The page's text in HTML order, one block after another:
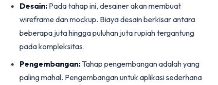
Desain: Pada tahap ini, desainer akan membuat
wireframe dan mockup. Biaya desain berkisar antara
beberapa juta hingga puluhan juta rupiah tergantung
pada kompleksitas.
Pengembangan: Tahap pengembangan adalah yang
paling mahal. Pengembangan untuk aplikasi sederhana